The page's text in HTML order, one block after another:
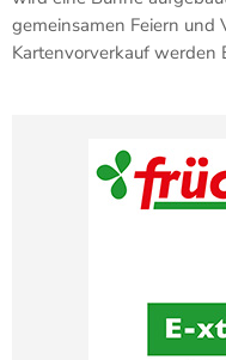
gemeinsamen Feiern und
Kartenvorverkauf werden